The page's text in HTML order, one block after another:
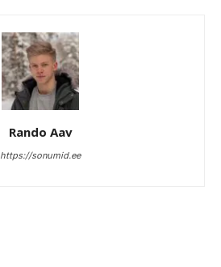
Rando Aav
https://sonumid.ee